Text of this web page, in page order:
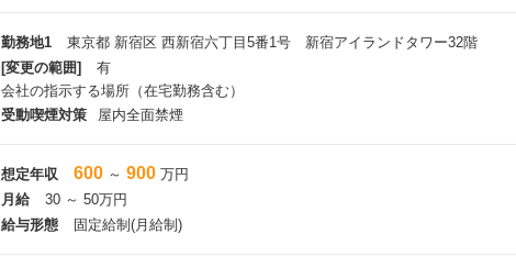
・プロジェクトマネージャー／100万円
・システムアーキテクト／50万円
・ITサービスマネージャ／50万円
・情報処理安全確保支援士試験／50万円
・応用情報技術者／20万円
勤務地1
東京都 新宿区 西新宿六丁目5番1号 新宿アイランドタワー32階
[変更の範囲]
有
会社の指示する場所（在宅勤務含む）
受動喫煙対策
屋内全面禁煙
想定年収 600 ～ 900 万円
月給
30 ～ 50万円
給与形態
固定給制(月給制)